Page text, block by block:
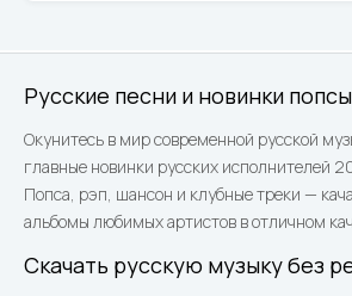
Русские песни и новинки
Окунитесь в мир современной русской
главные новинки русских исполнителей
Попса, рэп, шансон и клубные треки —
альбомы любимых артистов в отличном
Скачать русскую музыку без